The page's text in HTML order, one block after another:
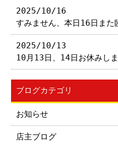
2025/10/16
すみません、本日16日また
2025/10/13
10月13日、14日お休みしま
ブログカテゴリ
お知らせ
店主ブログ